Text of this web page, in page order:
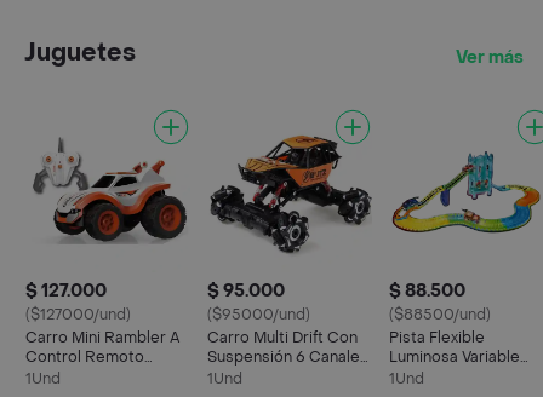
Juguetes Ver más
$ 127.000
($127000/und)
Carro Mini Rambler A
Control Remoto
Blanco
1Und
$ 95.000
($95000/und)
Carro Multi Drift Con
Suspensión 6 Canales
A Control Remoto
1Und
$ 88.500
($88500/und)
Pista Flexible
Luminosa Variable
Tracks Car 86 Pcs
1Und